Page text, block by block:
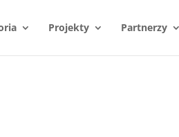
Projekty Partnerzy